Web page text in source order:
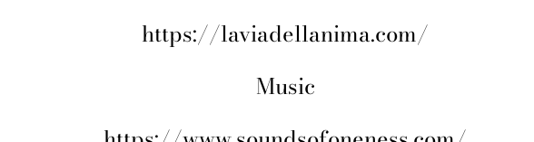
https://laviadellanima.com/
Music